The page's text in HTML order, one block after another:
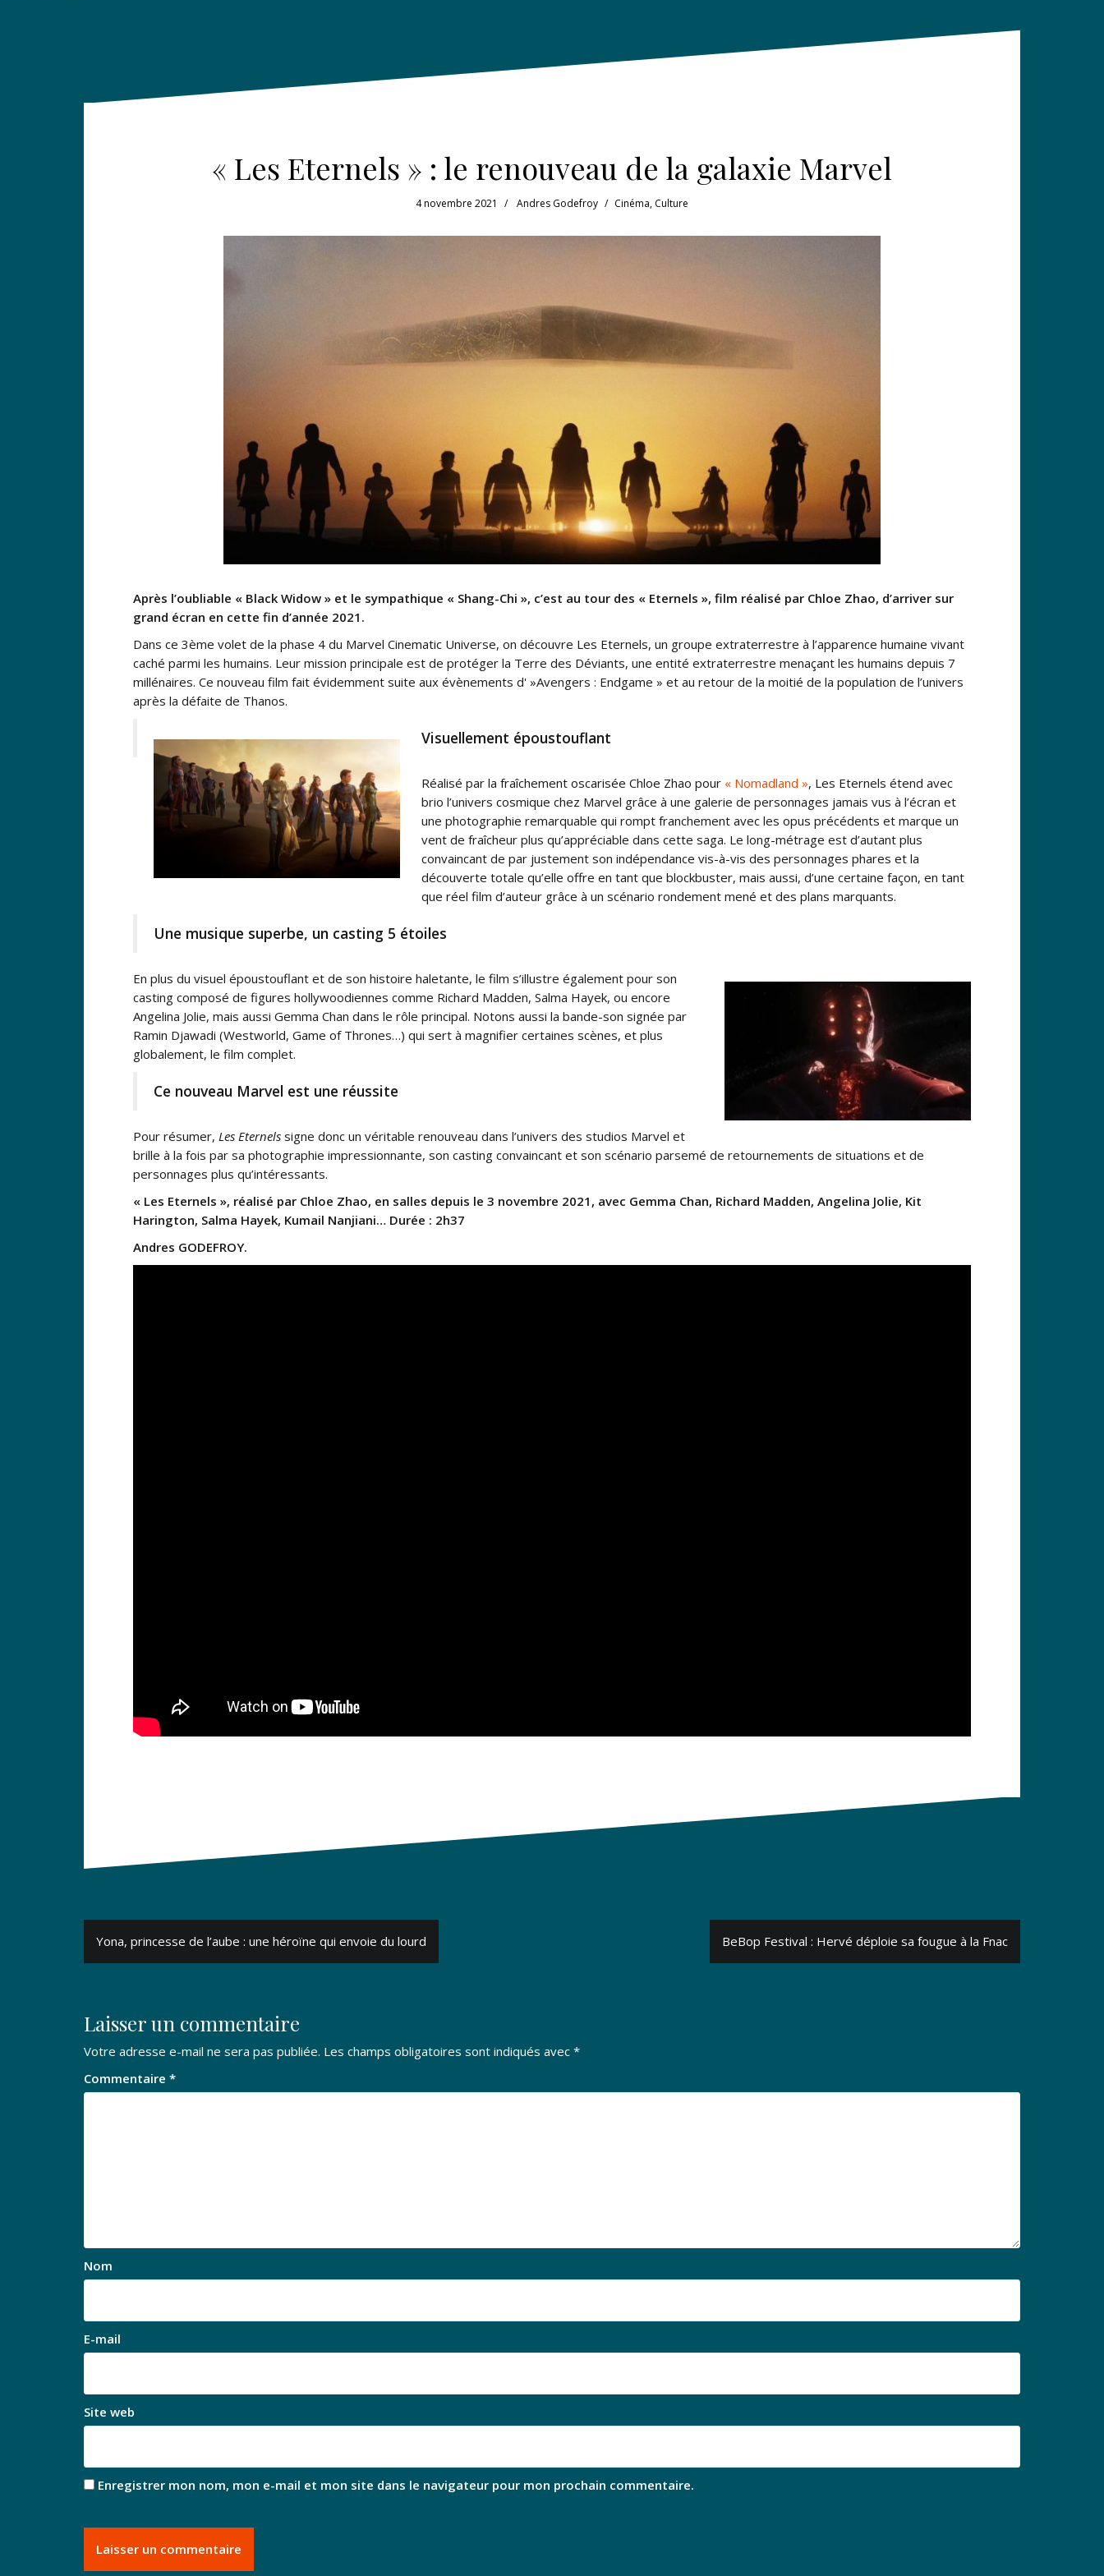
« Les Eternels » : le renouveau de la galaxie Marvel
4 novembre 2021 Andres Godefroy Cinéma, Culture
Après l’oubliable « Black Widow » et le sympathique « Shang-Chi », c’est au tour des « Eternels », film réalisé par Chloe Zhao, d’arriver sur
grand écran en cette fin d’année 2021.
Dans ce 3ème volet de la phase 4 du Marvel Cinematic Universe, on découvre Les Eternels, un groupe extraterrestre à l’apparence humaine vivant
caché parmi les humains. Leur mission principale est de protéger la Terre des Déviants, une entité extraterrestre menaçant les humains depuis 7
millénaires. Ce nouveau film fait évidemment suite aux évènements d' »Avengers : Endgame » et au retour de la moitié de la population de l’univers
après la défaite de Thanos.
Visuellement époustouflant
Réalisé par la fraîchement oscarisée Chloe Zhao pour « Nomadland », Les Eternels étend avec
brio l’univers cosmique chez Marvel grâce à une galerie de personnages jamais vus à l’écran et
une photographie remarquable qui rompt franchement avec les opus précédents et marque un
vent de fraîcheur plus qu’appréciable dans cette saga. Le long-métrage est d’autant plus
convaincant de par justement son indépendance vis-à-vis des personnages phares et la
découverte totale qu’elle offre en tant que blockbuster, mais aussi, d’une certaine façon, en tant
que réel film d’auteur grâce à un scénario rondement mené et des plans marquants.
Une musique superbe, un casting 5 étoiles
En plus du visuel époustouflant et de son histoire haletante, le film s’illustre également pour son
casting composé de figures hollywoodiennes comme Richard Madden, Salma Hayek, ou encore
Angelina Jolie, mais aussi Gemma Chan dans le rôle principal. Notons aussi la bande-son signée par
Ramin Djawadi (Westworld, Game of Thrones…) qui sert à magnifier certaines scènes, et plus
globalement, le film complet.
Ce nouveau Marvel est une réussite
Pour résumer, Les Eternels signe donc un véritable renouveau dans l’univers des studios Marvel et
brille à la fois par sa photographie impressionnante, son casting convaincant et son scénario parsemé de retournements de situations et de
personnages plus qu’intéressants.
« Les Eternels », réalisé par Chloe Zhao, en salles depuis le 3 novembre 2021, avec Gemma Chan, Richard Madden, Angelina Jolie, Kit
Harington, Salma Hayek, Kumail Nanjiani… Durée : 2h37
Andres GODEFROY.
Navigation
de
Yona, princesse de l’aube : une héroïne qui envoie du lourd BeBop Festival : Hervé déploie sa fougue à la Fnac
Laisser un commentaire
Votre adresse e-mail ne sera pas publiée. Les champs obligatoires sont indiqués avec *
Commentaire *
Nom
E-mail
Site web
Enregistrer mon nom, mon e-mail et mon site dans le navigateur pour mon prochain commentaire.